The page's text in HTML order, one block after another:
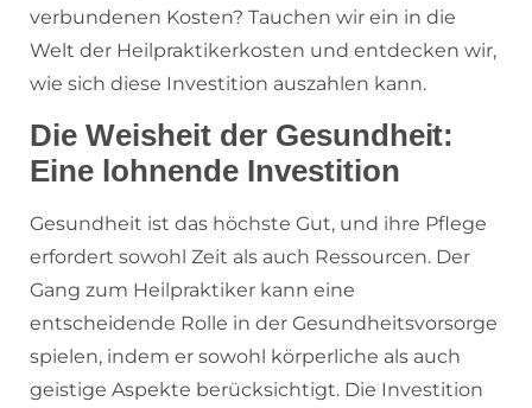
verbundenen Kosten? Tauchen wir ein in die
Welt der Heilpraktikerkosten und entdecken wir,
wie sich diese Investition auszahlen kann.
Die Weisheit der Gesundheit:
Eine lohnende Investition
Gesundheit ist das höchste Gut, und ihre Pflege
erfordert sowohl Zeit als auch Ressourcen. Der
Gang zum Heilpraktiker kann eine
entscheidende Rolle in der Gesundheitsvorsorge
spielen, indem er sowohl körperliche als auch
geistige Aspekte berücksichtigt. Die Investition